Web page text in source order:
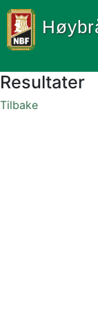
Resultater
Tilbake